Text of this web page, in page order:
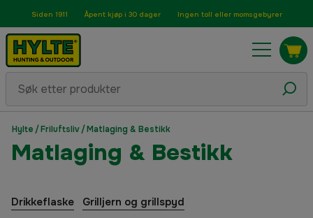
Siden 1911 Åpent kjøp i 30 dager Ingen toll eller momsgebyrer
Hylte /Friluftsliv/Matlaging & Bestikk
Matlaging & Bestikk
Drikkeflaske
Grilljern og grillspyd